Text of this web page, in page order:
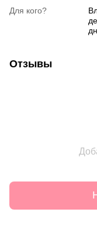
Для кого?
Отзывы